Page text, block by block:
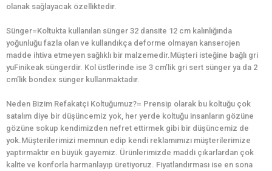
olanak sağlayacak özelliktedir.
Sünger=Koltukta kullanılan sünger 32 dansite 12 cm kalınlığında
yoğunluğu fazla olan ve kullandıkça deforme olmayan kanserojen
madde ihtiva etmeyen sağlıklı bir malzemedir.Müşteri isteğine bağlı gri
yuFinikeak süngerdir. Kol üstlerinde ise 3 cm’lik gri sert sünger ya da 2
cm’lik bondex sünger kullanmaktadır.
Neden Bizim Refakatçi Koltuğumuz?= Prensip olarak bu koltuğu çok
satalım diye bir düşüncemiz yok, her yerde koltuğu insanların gözüne
gözüne sokup kendimizden nefret ettirmek gibi bir düşüncemiz de
yok.Müşterilerimizi memnun edip kendi reklamımızı müşterilerimize
yaptırmaktır en büyük gayemiz. Ürünlerimizde maddi çıkarlardan çok
kalite ve konforla harmanlayıp üretiyoruz. Fiyatlandırması ise en sona